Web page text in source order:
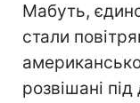
Мабуть,
стали
розвішані